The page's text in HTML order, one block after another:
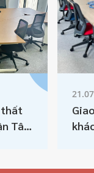
thất
Tân